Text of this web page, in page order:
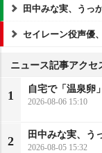
田中みな実、うっ
セイレーン役声優
ニュース記事アクセ
1
自宅で「温泉卵
2026-08-06 15:10
2
田中みな実、う
2026-08-05 15:32